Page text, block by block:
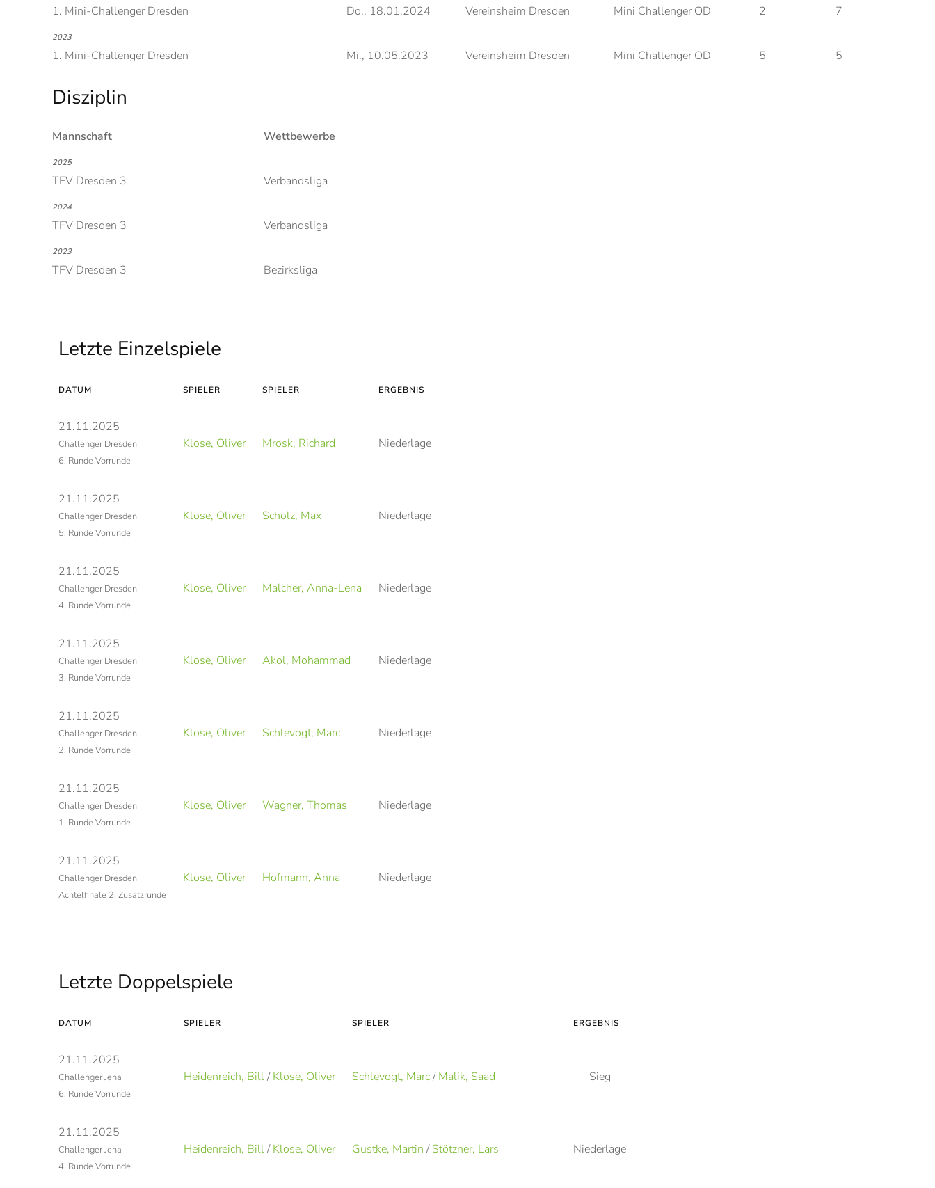
1. Mini-Challenger Dresden
Do., 18.01.2024 Vereinsheim Dresden Mini Challenger OD 2 7
2023
1. Mini-Challenger Dresden Mi., 10.05.2023 Vereinsheim Dresden Mini Challenger OD 5 5
Disziplin
Mannschaft Wettbewerbe
2025
TFV Dresden 3 Verbandsliga
2024
TFV Dresden 3 Verbandsliga
2023
TFV Dresden 3 Bezirksliga
Letzte Einzelspiele
DATUM SPIELER SPIELER ERGEBNIS
21.11.2025
Challenger Dresden
6. Runde Vorrunde
Klose, Oliver Mrosk, Richard Niederlage
21.11.2025
Challenger Dresden
5. Runde Vorrunde
Klose, Oliver Scholz, Max Niederlage
21.11.2025
Challenger Dresden
4. Runde Vorrunde
Klose, Oliver Malcher, Anna-Lena Niederlage
21.11.2025
Challenger Dresden
3. Runde Vorrunde
Klose, Oliver Akol, Mohammad Niederlage
21.11.2025
Challenger Dresden
2. Runde Vorrunde
Klose, Oliver Schlevogt, Marc Niederlage
21.11.2025
Challenger Dresden
1. Runde Vorrunde
Klose, Oliver Wagner, Thomas Niederlage
21.11.2025
Challenger Dresden
Achtelfinale 2. Zusatzrunde
Klose, Oliver Hofmann, Anna Niederlage
Letzte Doppelspiele
DATUM SPIELER SPIELER ERGEBNIS
21.11.2025
Challenger Jena
6. Runde Vorrunde
Heidenreich, Bill/Klose, Oliver Schlevogt, Marc/Malik, Saad Sieg
21.11.2025
Challenger Jena
4. Runde Vorrunde
Heidenreich, Bill/Klose, Oliver Gustke, Martin /Stötzner, Lars Niederlage